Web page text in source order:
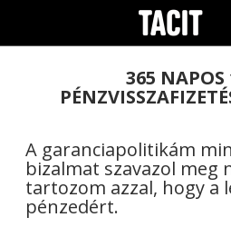
content
365 NAPOS
A garanciapolitikám
bizalmat szavazol meg
tartozom azzal, hogy a
pénzedért.